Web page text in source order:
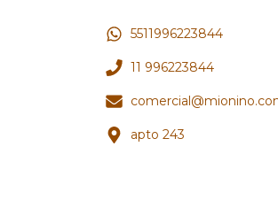
5511996223844
11 996223844
apto 243